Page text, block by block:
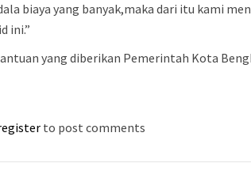
biaya yang banyak,maka dari itu kami
ini.”
yang diberikan Pemerintah Kota
to post comments